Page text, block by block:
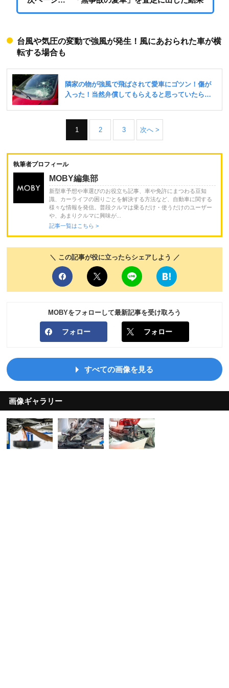
台風や気圧の変動で強風が発生！風にあおられた車が横
転する場合も
1 2 3 次へ >
執筆者プロフィール
MOBY編集部
新型車予想や車選びのお役立ち記事、車や免許にまつわる豆知
識、カーライフの困りごとを解決する方法など、自動車に関する
様々な情報を発信。普段クルマは乗るだけ・使うだけのユーザー
や、あまりクルマに興味が...
記事一覧はこちら >
＼ この記事が役に立ったらシェアしよう ／
MOBYをフォローして最新記事を受け取ろう
フォロー フォロー
すべての画像を見る
画像ギャラリー